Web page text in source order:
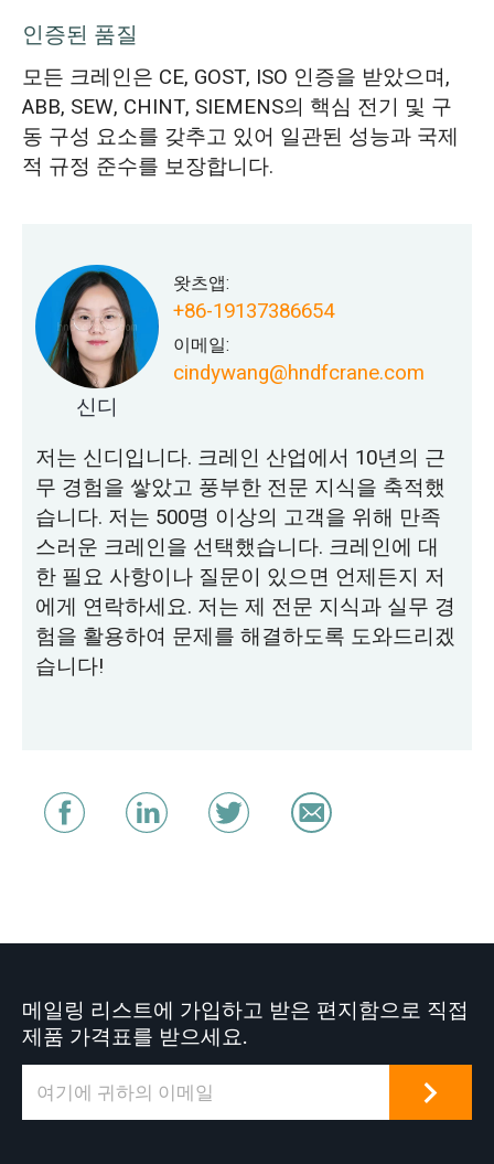
인증된 품질
모든 크레인은 CE, GOST, ISO 인증을 받았으며,
ABB, SEW, CHINT, SIEMENS의 핵심 전기 및 구
동 구성 요소를 갖추고 있어 일관된 성능과 국제
적 규정 준수를 보장합니다.
신디
왓츠앱:
+86-19137386654
이메일:
cindywang@hndfcrane.com
저는 신디입니다. 크레인 산업에서 10년의 근
무 경험을 쌓았고 풍부한 전문 지식을 축적했
습니다. 저는 500명 이상의 고객을 위해 만족
스러운 크레인을 선택했습니다. 크레인에 대
한 필요 사항이나 질문이 있으면 언제든지 저
에게 연락하세요. 저는 제 전문 지식과 실무 경
험을 활용하여 문제를 해결하도록 도와드리겠
습니다!
메일링 리스트에 가입하고 받은 편지함으로 직접
제품 가격표를 받으세요.